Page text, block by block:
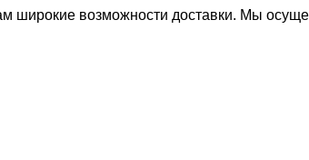
широкие возможности доставки. Мы